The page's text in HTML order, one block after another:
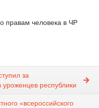
правам человека в ЧР
за
республики
«всероссийского